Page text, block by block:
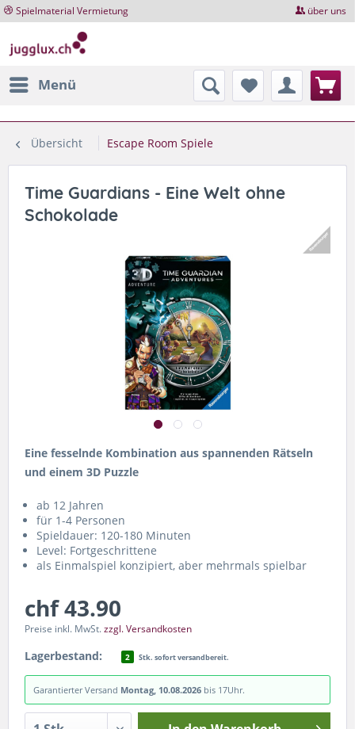
Spielmaterial Vermietung über uns
Menü
Übersicht Escape Room Spiele
Time Guardians - Eine Welt ohne
Schokolade
Eine fesselnde Kombination aus spannenden Rätseln
und einem 3D Puzzle
ab 12 Jahren
für 1-4 Personen
Spieldauer: 120-180 Minuten
Level: Fortgeschrittene
als Einmalspiel konzipiert, aber mehrmals spielbar
chf 43.90
Preise inkl. MwSt.zzgl. Versandkosten
Lagerbestand: 2 Stk. sofort versandbereit.
Garantierter Versand Montag, 10.08.2026 bis 17Uhr.